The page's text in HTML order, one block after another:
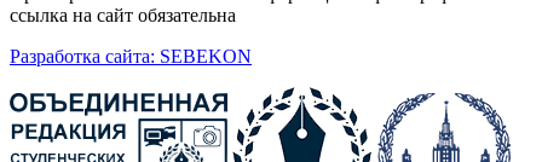
ссылка на сайт обязательна
Разработка сайта: SEBEKON